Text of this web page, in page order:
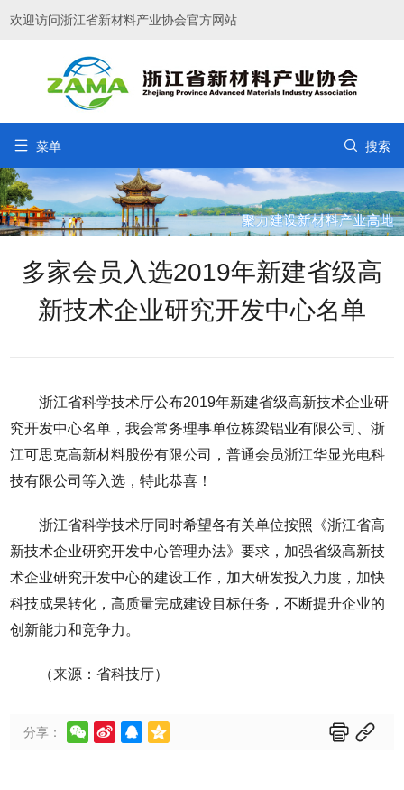
欢迎访问浙江省新材料产业协会官方网站
 菜单  搜索
多家会员入选2019年新建省级高
新技术企业研究开发中心名单
浙江省科学技术厅公布2019年新建省级高新技术企业研
究开发中心名单，我会常务理事单位栋梁铝业有限公司、浙
江可思克高新材料股份有限公司，普通会员浙江华显光电科
技有限公司等入选，特此恭喜！
浙江省科学技术厅同时希望各有关单位按照《浙江省高
新技术企业研究开发中心管理办法》要求，加强省级高新技
术企业研究开发中心的建设工作，加大研发投入力度，加快
科技成果转化，高质量完成建设目标任务，不断提升企业的
创新能力和竞争力。
（来源：省科技厅）
分享：      